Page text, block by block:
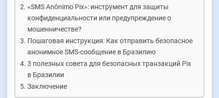
«SMS Anônimo Pix»: инструмент для защиты
конфиденциальности или предупреждение о
мошенничестве?
Пошаговая инструкция: Как отправить безопасное
анонимное SMS-сообщение в Бразилию
3 полезных совета для безопасных транзакций Pix
в Бразилии
Заключение